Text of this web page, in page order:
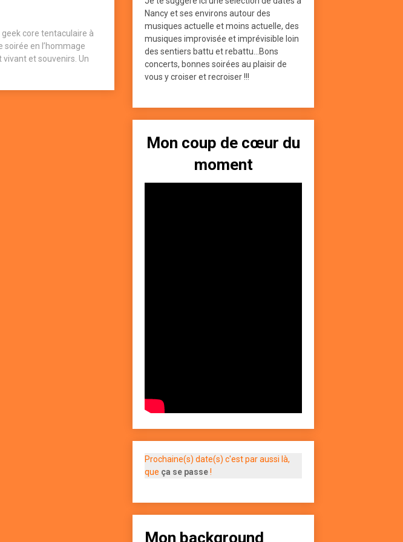
core tentaculaire à
en l’hommage
et souvenirs. Un
Nancy et ses environs autour des
musiques actuelle et moins actuelle, des
musiques improvisée et imprévisible loin
des sentiers battu et rebattu...Bons
concerts, bonnes soirées au plaisir de
vous y croiser et recroiser !!!
Mon coup de cœur du
moment
Prochaine(s) date(s) c'est par aussi là,
que ça se passe!
Mon background